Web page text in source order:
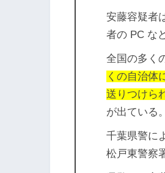
安藤容疑者
者の PC な
全国の多く
くの自治体
送りつけら
が出ている。
千葉県警に
松戸東警察